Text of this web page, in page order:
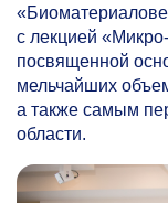
с лекцией
посвященной
мельчайших
а также самым
области.